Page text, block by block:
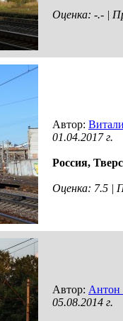
Оценка: -.- |
Автор:
01.04.2017 г.
Россия,
Оценка: 7.5 |
Автор: Антон
05.08.2014 г.